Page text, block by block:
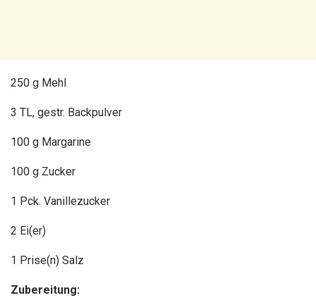
250 g Mehl
3 TL, gestr. Backpulver
100 g Margarine
100 g Zucker
1 Pck. Vanillezucker
2 Ei(er)
1 Prise(n) Salz
Zubereitung: